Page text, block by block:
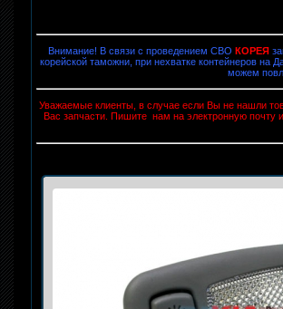
Внимание! В связи с проведением СВО КОРЕЯ
корейской таможни, при нехватке контейнеров на
можем
Уважаемые клиенты, в случае если Вы не нашли
Вас запчасти. Пишите нам на электронную почту